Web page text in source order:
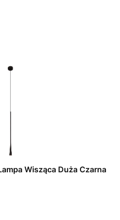
Wisząca Duża Czarna